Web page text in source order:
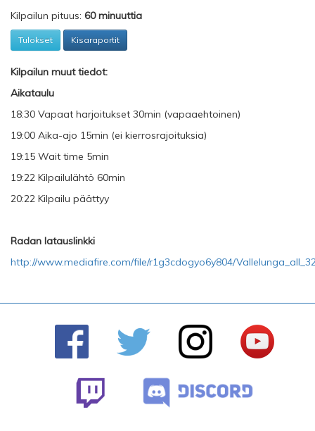
Kilpailun pituus: 60 minuuttia
Tulokset Kisaraportit
Kilpailun muut tiedot:
Aikataulu
18:30 Vapaat harjoitukset 30min (vapaaehtoinen)
19:00 Aika-ajo 15min (ei kierrosrajoituksia)
19:15 Wait time 5min
19:22 Kilpailulähtö 60min
20:22 Kilpailu päättyy
Radan latauslinkki
http://www.mediafire.com/file/r1g3cdogyo6y804/